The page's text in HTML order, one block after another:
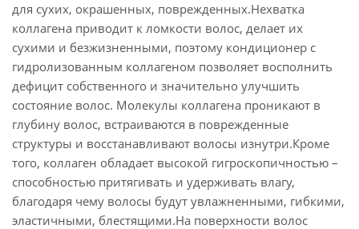
для сухих, окрашенных, поврежденных.Нехватка
коллагена приводит к ломкости волос, делает их
сухими и безжизненными, поэтому кондиционер с
гидролизованным коллагеном позволяет восполнить
дефицит собственного и значительно улучшить
состояние волос. Молекулы коллагена проникают в
глубину волос, встраиваются в поврежденные
структуры и восстанавливают волосы изнутри.Кроме
того, коллаген обладает высокой гигроскопичностью –
способностью притягивать и удерживать влагу,
благодаря чему волосы будут увлажненными, гибкими,
эластичными, блестящими.На поверхности волос